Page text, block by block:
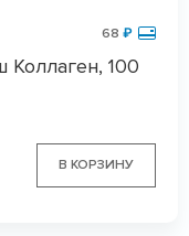
68 ₽
Коллаген, 100
В КОРЗИНУ